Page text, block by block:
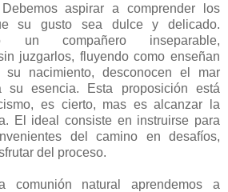
aspirar a comprender los
su gusto sea dulce y delicado.
un compañero inseparable,
juzgarlos, fluyendo como enseñan
nacimiento, desconocen el mar
su esencia. Esta proposición está
es cierto, mas es alcanzar la
El ideal consiste en instruirse para
del camino en desafíos,
del proceso.
comunión natural aprendemos a